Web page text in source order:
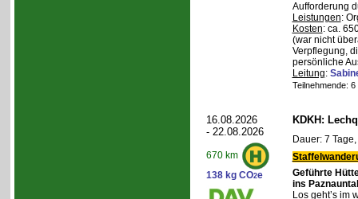
Aufforderung
Leistungen:
Kosten: ca.
(war nicht
Verpflegung,
persönliche
Leitung:
Teilnehmende:
16.08.2026
- 22.08.2026
670 km
138 kg CO2e
KDKH:
Dauer: 7
Geführte
ins Paznauntal
Los geht’s im